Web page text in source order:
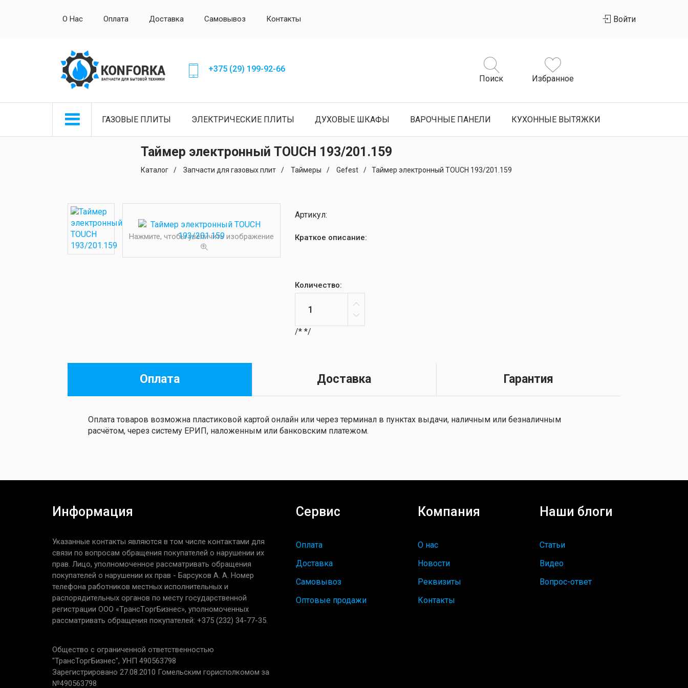
О Нас Оплата Доставка Самовывоз Контакты Войти
+375 (29) 199-92-66
Поиск
Избранное
ГАЗОВЫЕ ПЛИТЫ ЭЛЕКТРИЧЕСКИЕ ПЛИТЫ ДУХОВЫЕ ШКАФЫ ВАРОЧНЫЕ ПАНЕЛИ КУХОННЫЕ ВЫТЯЖКИ
Таймер электронный TOUCH 193/201.159
Каталог Запчасти для газовых плит Таймеры Gefest Таймер электронный TOUCH 193/201.159
Нажмите, чтобы увеличить изображение
Артикул:
Краткое описание:
Количество:
/* */
Оплата Доставка Гарантия
Оплата товаров возможна пластиковой картой онлайн или через терминал в пунктах выдачи, наличным или безналичным
расчётом, через систему ЕРИП, наложенным или банковским платежом.
Информация
Указанные контакты являются в том числе контактами для
связи по вопросам обращения покупателей о нарушении их
прав. Лицо, уполномоченное рассматривать обращения
покупателей о нарушении их прав - Барсуков А. А. Номер
телефона работников местных исполнительных и
распорядительных органов по месту государственной
регистрации ООО «TрaнcТopгБизнec», уполномоченных
рассматривать обращения покупателей: +375 (232) 34-77-35.
Общество с ограниченной ответственностью
"ТрансТоргБизнес", УНП 490563798
Зарегистрировано 27.08.2010 Гомельским горисполкомом за
№490563798
Сервис
Оплата
Доставка
Самовывоз
Оптовые продажи
Компания
О нас
Новости
Реквизиты
Контакты
Наши блоги
Статьи
Видео
Вопрос-ответ